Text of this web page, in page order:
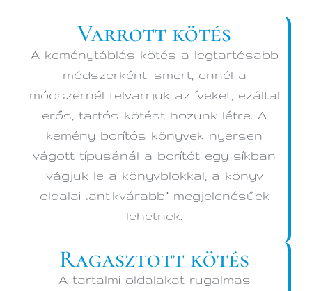
Varrott kötés
A keménytáblás kötés a legtartósabb
módszerként ismert, ennél a
módszernél felvarrjuk az íveket, ezáltal
erős, tartós kötést hozunk létre. A
kemény borítós könyvek nyersen
vágott típusánál a borítót egy síkban
vágjuk le a könyvblokkal, a könyv
oldalai „antikvárabb” megjelenésűek
lehetnek.
Ragasztott kötés
A tartalmi oldalakat rugalmas